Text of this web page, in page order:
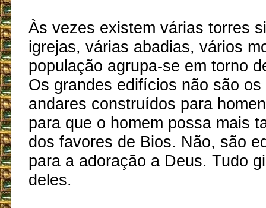
Às vezes existem várias torres
igrejas, várias abadias, vários
população agrupa-se em torno
Os grandes edifícios não são
andares construídos para
para que o homem possa mais
dos favores de Bios. Não, são
para a adoração a Deus. Tudo
deles.